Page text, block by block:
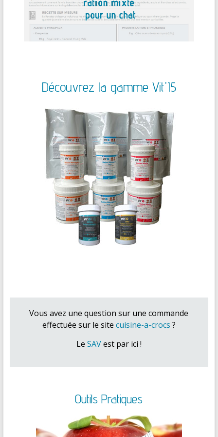
Découvrez la gamme Vit'I5
Vous avez une question sur une commande
effectuée sur le site cuisine-a-crocs ?
Le SAVest par ici !
Outils Pratiques